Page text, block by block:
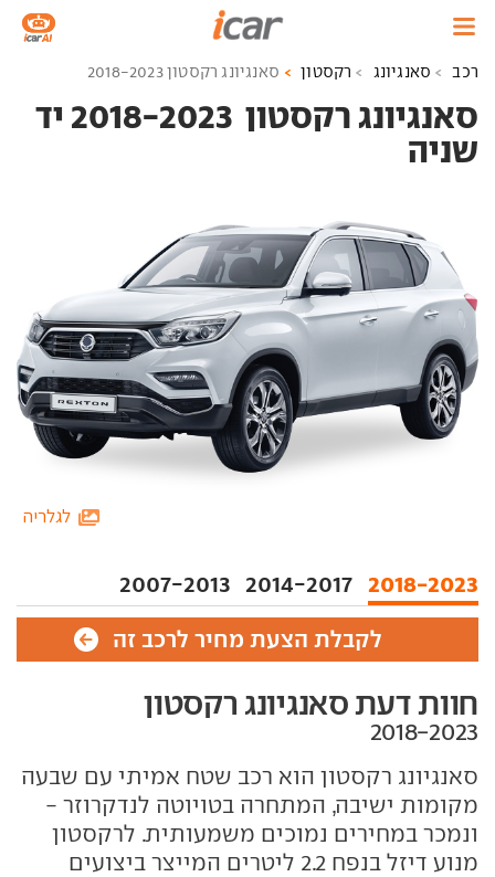
רכב סאנגיונג רקסטון סאנגיונג רקסטון 2018-2023
סאנגיונג רקסטון ‏ 2018-2023 יד
שניה
2018-2023
2014-2017
2007-2013
לגלריה
לקבלת הצעת מחיר לרכב זה
חוות דעת סאנגיונג רקסטון
סאנגיונג רקסטון הוא רכב שטח אמיתי עם שבעה
מקומות ישיבה, המתחרה בטויוטה לנדקרוזר -
ונמכר במחירים נמוכים משמעותית. לרקסטון
מנוע דיזל בנפח 2.2 ליטרים המייצר ביצועים